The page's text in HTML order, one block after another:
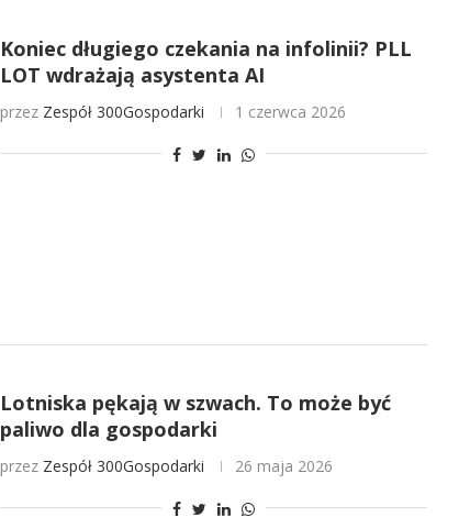
Koniec długiego czekania na infolinii? PLL
LOT wdrażają asystenta AI
przez Zespół 300Gospodarki 1 czerwca 2026
Lotniska pękają w szwach. To może być
paliwo dla gospodarki
przez Zespół 300Gospodarki 26 maja 2026